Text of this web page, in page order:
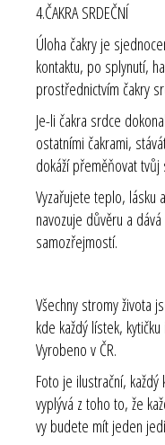
4.ČAKRA SRDEČNÍ
Úloha čakry je
kontaktu, po splynutí,
prostřednictvím čakry
Je-li čakra srdce
ostatními čakrami,
dokáží přeměňovat
Vyzařujete teplo, lásku
navozuje důvěru a
samozřejmostí.
Všechny stromy života
kde každý lístek,
Vyrobeno v ČR.
Foto je ilustrační,
vyplývá z toho to, že
vy budete mít jeden